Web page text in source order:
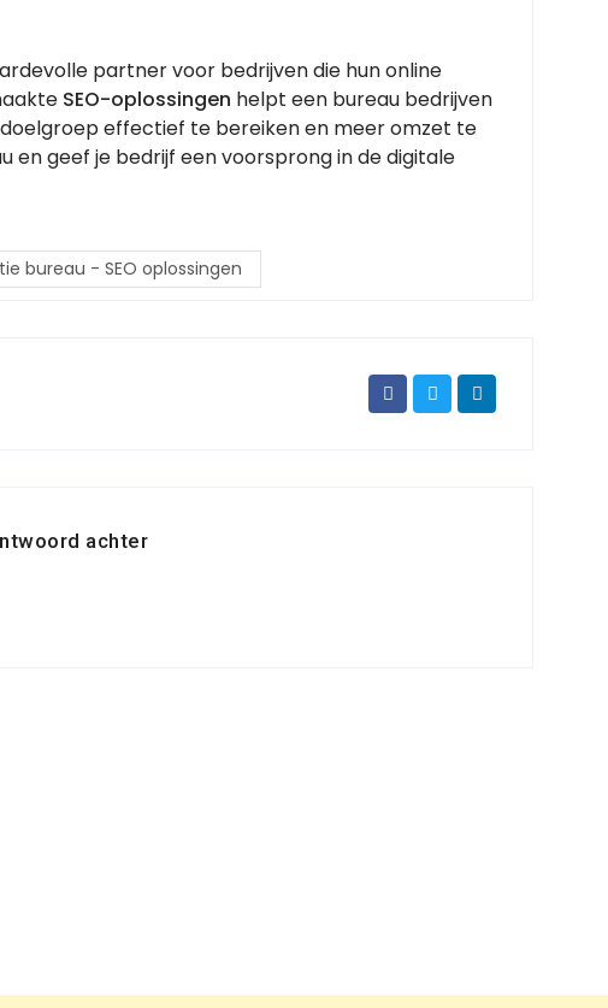
partner voor bedrijven die hun online
SEO-oplossingen helpt een bureau bedrijven
effectief te bereiken en meer omzet te
en geef je bedrijf een voorsprong in de digitale
bureau - SEO oplossingen
achter